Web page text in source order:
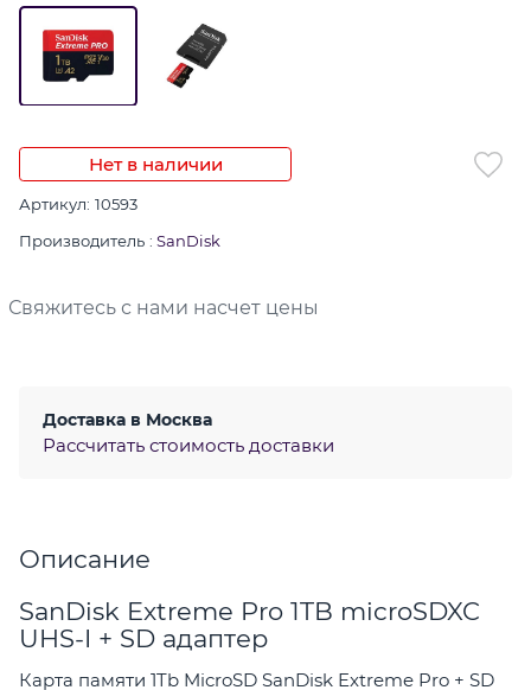
Нет в наличии
Артикул: 10593
Производитель : SanDisk
Свяжитесь с нами насчет цены
Доставка в Москва
Рассчитать стоимость доставки
Описание
SanDisk Extreme Pro 1TB microSDXC
UHS-I + SD адаптер
Карта памяти 1Tb MicroSD SanDisk Extreme Pro + SD